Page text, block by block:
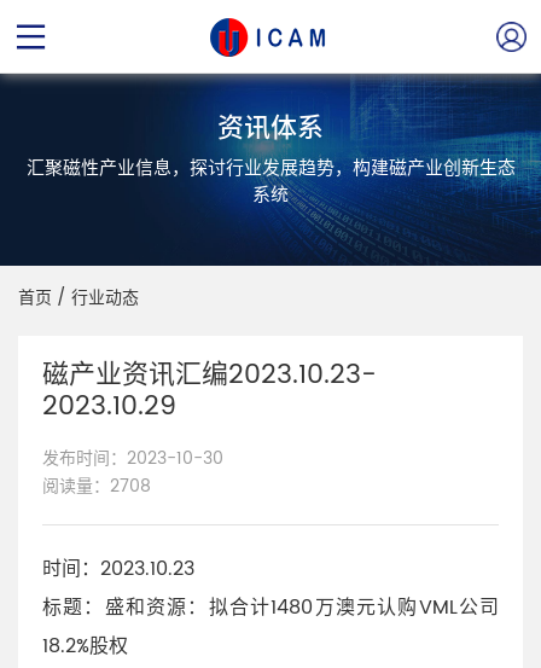
资讯体系
汇聚磁性产业信息，探讨行业发展趋势，构建磁产业创新生态
系统
首页 / 行业动态
磁产业资讯汇编2023.10.23-
2023.10.29
发布时间：2023-10-30
阅读量：2708
时间：2023.10.23
标题：盛和资源：拟合计1480万澳元认购VML公司
18.2%股权